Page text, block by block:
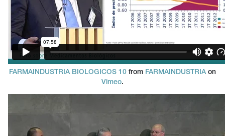
FARMAINDUSTRIA BIOLOGICOS 10 from FARMAINDUSTRIAon
Vimeo.